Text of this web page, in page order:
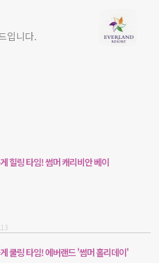
입니다.
힐링 타임! 썸머 캐리비안 베이
쿨링 타임! 에버랜드 '썸머 홀리데이'